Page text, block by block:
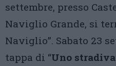
settembre, presso
Naviglio Grande, si
Naviglio”. Sabato 23
tappa di “Uno